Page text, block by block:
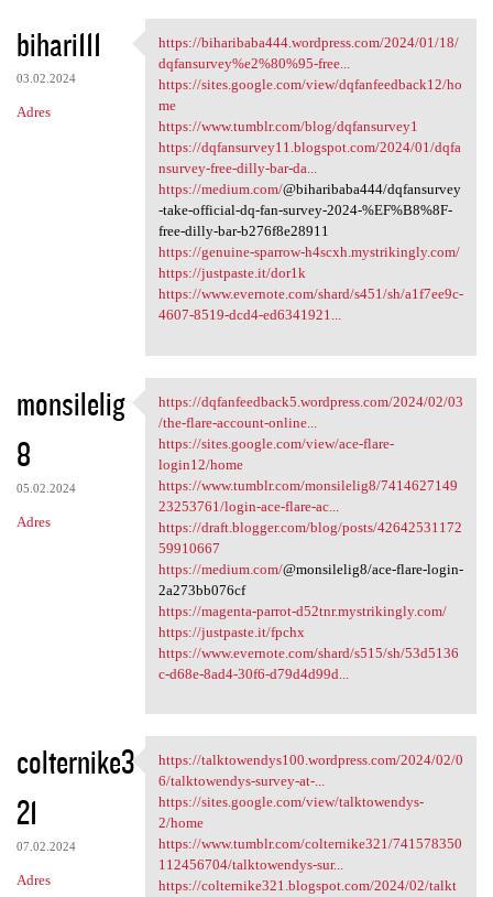
bihari111
03.02.2024
Adres
https://biharibaba444
https://biharibaba444.wordpress.com/2024/01/18/
dqfansurvey%e2%80%95-free...
https://sites.google.com/view/dqfanfeedback12/ho
me
https://www.tumblr.com/blog/dqfansurvey1
https://dqfansurvey11.blogspot.com/2024/01/dqfa
nsurvey-free-dilly-bar-da...
https://medium.com/@biharibaba444/dqfansurvey
-take-official-dq-fan-survey-2024-%EF%B8%8F-
free-dilly-bar-b276f8e28911
https://genuine-sparrow-h4scxh.mystrikingly.com/
https://justpaste.it/dor1k
https://www.evernote.com/shard/s451/sh/a1f7ee9c-
4607-8519-dcd4-ed6341921...
monsilelig
8
05.02.2024
Adres
https://dqfanfeedback5
https://dqfanfeedback5.wordpress.com/2024/02/03
/the-flare-account-online...
https://sites.google.com/view/ace-flare-
login12/home
https://www.tumblr.com/monsilelig8/7414627149
23253761/login-ace-flare-ac...
https://draft.blogger.com/blog/posts/42642531172
59910667
https://medium.com/@monsilelig8/ace-flare-login-
2a273bb076cf
https://magenta-parrot-d52tnr.mystrikingly.com/
https://justpaste.it/fpchx
https://www.evernote.com/shard/s515/sh/53d5136
c-d68e-8ad4-30f6-d79d4d99d...
colternike3
21
07.02.2024
Adres
https://talktowendys100
https://talktowendys100.wordpress.com/2024/02/0
6/talktowendys-survey-at-...
https://sites.google.com/view/talktowendys-
2/home
https://www.tumblr.com/colternike321/741578350
112456704/talktowendys-sur...
https://colternike321.blogspot.com/2024/02/talkt